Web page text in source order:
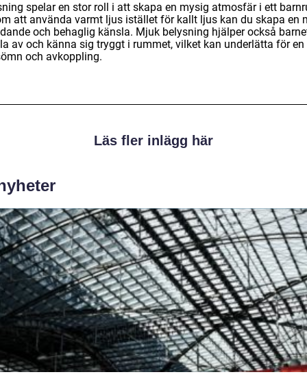
spelar en stor roll i att skapa en mysig atmosfär i ett
att använda varmt ljus istället för kallt ljus kan du skapa en
och behaglig känsla. Mjuk belysning hjälper också
av och känna sig tryggt i rummet, vilket kan underlätta för en
och avkoppling.
Läs fler inlägg här